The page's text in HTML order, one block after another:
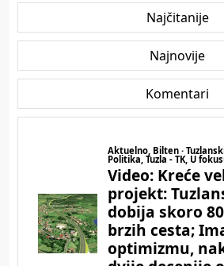
Najčitanije
Najnovije
Komentari